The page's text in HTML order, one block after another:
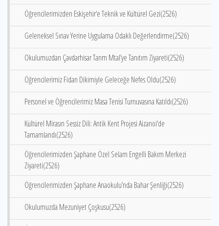
Öğrencilerimizden Eskişehir‘e Teknik ve Kültürel Gezi(2526)
Geleneksel Sınav Yerine Uygulama Odaklı Değerlendirme(2526)
Okulumuzdan Çavdarhisar Tarım Mtal’ye Tanıtım Ziyareti(2526)
Öğrencilerimiz Fidan Dikimiyle Geleceğe Nefes Oldu(2526)
Personel ve Öğrencilerimiz Masa Tenisi Turnuvasına Katıldı(2526)
Kültürel Mirasın Sessiz Dili: Antik Kent Projesi Aizanoi‘de
Tamamlandı(2526)
Öğrencilerimizden Şaphane Özel Selam Engelli Bakım Merkezi
Ziyareti(2526)
Öğrencilerimizden Şaphane Anaokulu’nda Bahar Şenliği(2526)
Okulumuzda Mezuniyet Çoşkusu(2526)